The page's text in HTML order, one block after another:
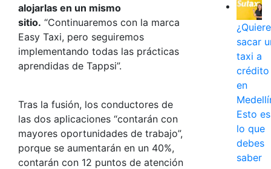
alojarlas en un mismo
sitio. “Continuaremos con la marca
Easy Taxi, pero seguiremos
implementando todas las prácticas
aprendidas de Tappsi”.
Tras la fusión, los conductores de
las dos aplicaciones “contarán con
mayores oportunidades de trabajo”,
porque se aumentarán en un 40%,
contarán con 12 puntos de atención
sacar
taxi a
crédito
en
Esto es
lo que
debes
saber